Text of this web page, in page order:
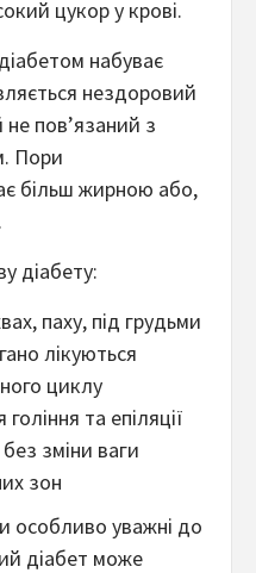
цукор у крові.
набуває
нездоровий
пов’язаний з
Пори
більш жирною або,
діабету:
паху, під грудьми
лікуються
циклу
та епіляції
зміни ваги
зон
особливо уважні до
діабет може